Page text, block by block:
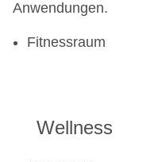
Anwendungen.
Fitnessraum
Wellness